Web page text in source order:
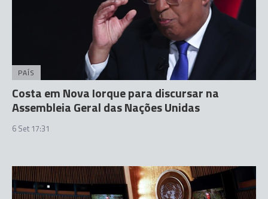
PAÍS
Costa em Nova Iorque para discursar na
Assembleia Geral das Nações Unidas
6 Set 17:31